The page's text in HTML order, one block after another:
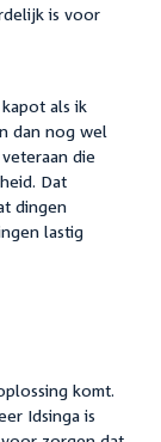
is voor
als ik
dan nog wel
die
Dat
dingen
lastig
komt.
Idsinga is